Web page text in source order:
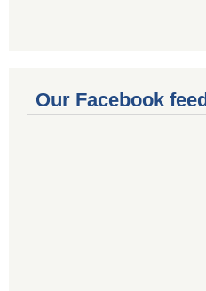
Our Facebook feed